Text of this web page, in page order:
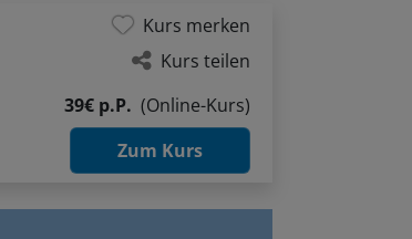
Kurs merken
Kurs teilen
39€ p.P.
(Online-Kurs)
Zum Kurs